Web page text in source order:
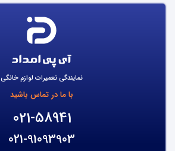
نمایندگی تعمیرات لوازم خانگی
با ما در تماس باشید
021-58941
021-91093903